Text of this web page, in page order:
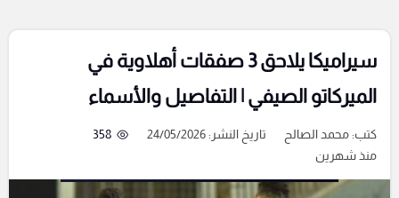
سيراميكا يلاحق 3 صفقات أهلاوية في
الميركاتو الصيفي | التفاصيل والأسماء
كتب:محمد الصالح تاريخ النشر: 24/05/2026
358
منذ شهرين